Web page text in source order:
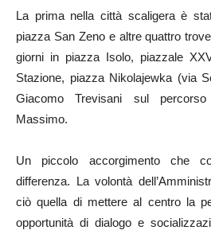
La prima nella città scaligera è
piazza San Zeno e altre quattro
giorni in piazza Isolo, piazzale
Stazione, piazza Nikolajewka (via
Giacomo Trevisani sul
Massimo.
Un piccolo accorgimento che
differenza. La volontà
ciò quella di mettere al centro la
opportunità di dialogo e